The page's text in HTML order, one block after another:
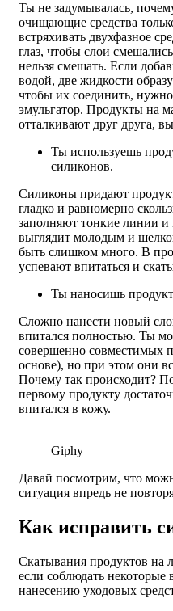
Ты не задумывалась,
очищающие средства
встряхивать двухфазное
глаз, чтобы слои
нельзя смешать. Если
водой, две жидкости
чтобы их соединить,
эмульгатор. Продукты на
отталкивают друг друга,
Ты используешь
силиконов.
Силиконы придают
гладко и равномерно
заполняют тонкие линии
выглядит молодым и
быть слишком много. В
успевают впитаться и
Ты наносишь
Сложно нанести новый
впитался полностью. Ты
совершенно совместимых
основе), но при этом они
Почему так происходит?
первому продукту
впитался в кожу.
Giphy
Давай посмотрим, что
ситуация впредь не
Как исправить
Скатывания продуктов на
если соблюдать
нанесению уходовых